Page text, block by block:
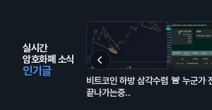
실시간
암호화폐 소식
인기글
비트코인 하방 삼각수렴
끝나가는중..
🚨 누군가